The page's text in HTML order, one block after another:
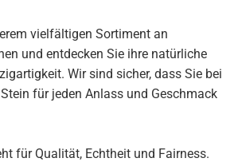
vielfältigen Sortiment an
und entdecken Sie ihre natürliche
Wir sind sicher, dass Sie bei
für jeden Anlass und Geschmack
für Qualität, Echtheit und Fairness.